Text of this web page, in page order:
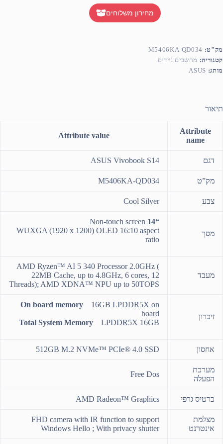
מחירון משלוחים
מק"ט: M5406KA-QD034
קטגוריה: מחשבים ניידים
מותג: ASUS
תיאור
Attribute
name
Attribute value
דגם ASUS Vivobook S14
מק”ט M5406KA-QD034
צבע Cool Silver
מסך
“14
Non-touch screen
WUXGA (1920 x 1200) OLED 16:10 aspect
ratio
מעבד
AMD Ryzen™ AI 5 340 Processor 2.0GHz (
22MB Cache, up to 4.8GHz, 6 cores, 12
Threads); AMD XDNA™ NPU up to 50TOPS
זיכרון
On board memory 16GB LPDDR5X on
board
Total System Memory LPDDR5X 16GB
אחסון 512GB M.2 NVMe™ PCIe® 4.0 SSD
מערכת
הפעלה
Free Dos
כרטיס גרפי AMD Radeon™ Graphics
מצלמת
אינטרנט
FHD camera with IR function to support
Windows Hello ; With privacy shutter